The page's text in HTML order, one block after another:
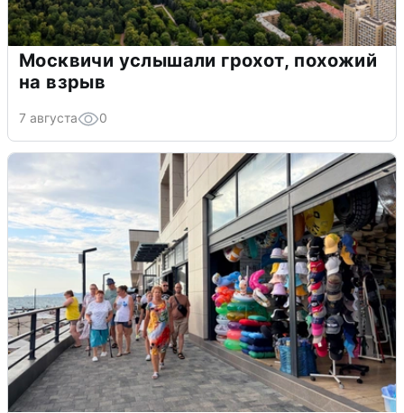
Москвичи услышали грохот, похожий
на взрыв
7 августа 0